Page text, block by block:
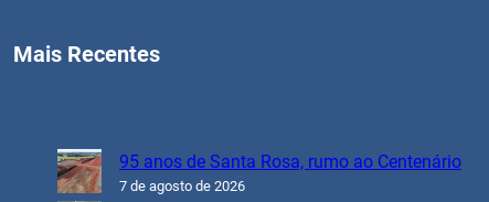
Mais Recentes
95 anos de Santa Rosa, rumo ao Centenário
7 de agosto de 2026